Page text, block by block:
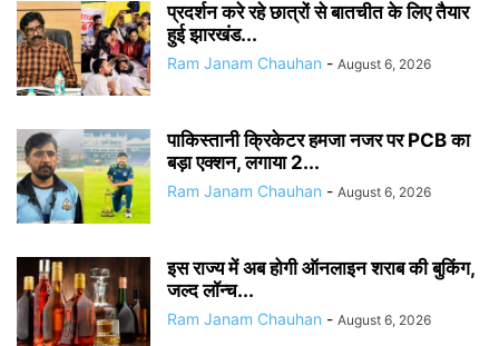
प्रदर्शन करे रहे छात्रों से बातचीत के लिए तैयार
हुई झारखंड...
Ram Janam Chauhan - August 6, 2026
पाकिस्तानी क्रिकेटर हमजा नजर पर PCB का
बड़ा एक्शन, लगाया 2...
Ram Janam Chauhan - August 6, 2026
इस राज्य में अब होगी ऑनलाइन शराब की बुकिंग,
जल्द लॉन्च...
Ram Janam Chauhan - August 6, 2026